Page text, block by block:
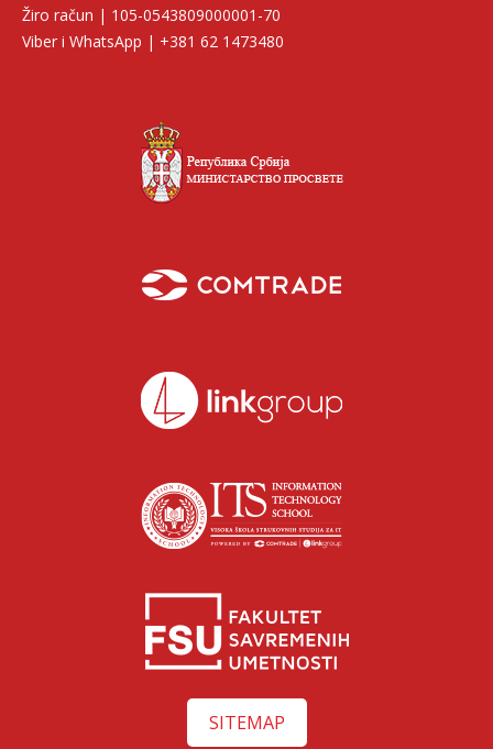
Žiro račun | 105-0543809000001-70
Viber i WhatsApp | +381 62 1473480
SITEMAP